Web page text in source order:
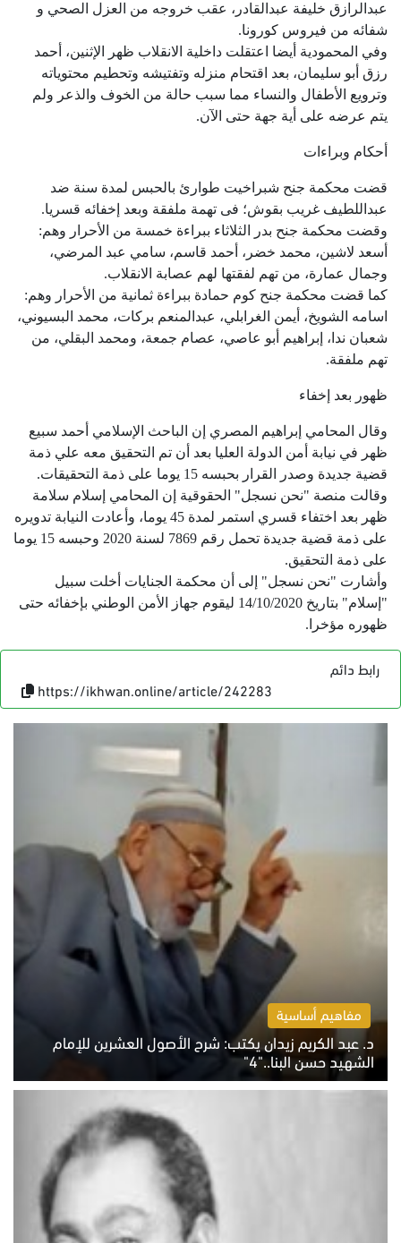
عبدالرازق خليفة عبدالقادر، عقب خروجه من العزل الصحي و
شفائه من فيروس كورونا.
وفي المحمودية أيضا اعتقلت داخلية الانقلاب ظهر الإثنين، أحمد
رزق أبو سليمان، بعد اقتحام منزله وتفتيشه وتحطيم محتوياته
وترويع الأطفال والنساء مما سبب حالة من الخوف والذعر ولم
يتم عرضه على أية جهة حتى الآن.
أحكام وبراءات
قضت محكمة جنح شبراخيت طوارئ بالحبس لمدة سنة ضد
عبداللطيف غريب بقوش؛ فى تهمة ملفقة وبعد إخفائه قسريا.
وقضت محكمة جنح بدر الثلاثاء ببراءة خمسة من الأحرار وهم:
أسعد لاشين، محمد خضر، أحمد قاسم، سامي عبد المرضي،
وجمال عمارة، من تهم لفقتها لهم عصابة الانقلاب.
كما قضت محكمة جنح كوم حمادة ببراءة ثمانية من الأحرار وهم:
اسامه الشويخ، أيمن الغرابلي، عبدالمنعم بركات، محمد البسيوني،
شعبان ندا، إبراهيم أبو عاصي، عصام جمعة، ومحمد البقلي، من
تهم ملفقة.
ظهور بعد إخفاء
وقال المحامي إبراهيم المصري إن الباحث الإسلامي أحمد سبيع
ظهر في نيابة أمن الدولة العليا بعد أن تم التحقيق معه علي ذمة
قضية جديدة وصدر القرار بحبسه 15 يوما على ذمة التحقيقات.
وقالت منصة "نحن نسجل" الحقوقية إن المحامي إسلام سلامة
ظهر بعد اختفاء قسري استمر لمدة 45 يوما، وأعادت النيابة تدويره
على ذمة قضية جديدة تحمل رقم 7869 لسنة 2020 وحبسه 15 يوما
على ذمة التحقيق.
وأشارت "نحن نسجل" إلى أن محكمة الجنايات أخلت سبيل
"إسلام" بتاريخ 14/10/2020 ليقوم جهاز الأمن الوطني بإخفائه حتى
ظهوره مؤخرا.
رابط دائم
https://ikhwan.online/article/242283
مفاهيم أساسية
د. عبد الكريم زيدان يكتب: شرح الأصول العشرين للإمام
الشهيد حسن البنا.."4"
الخميس 6 أغسطس 2026 10:27 ص